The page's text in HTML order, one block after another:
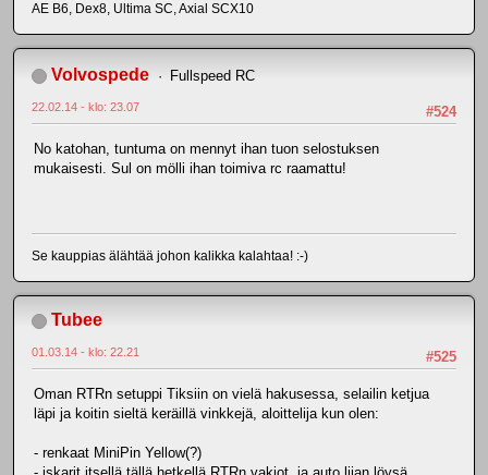
AE B6, Dex8, Ultima SC, Axial SCX10
Volvospede Fullspeed RC
#524
22.02.14 - klo: 23.07
No katohan, tuntuma on mennyt ihan tuon selostuksen
mukaisesti. Sul on mölli ihan toimiva rc raamattu!
Se kauppias älähtää johon kalikka kalahtaa! :-)
Tubee
#525
01.03.14 - klo: 22.21
Oman RTRn setuppi Tiksiin on vielä hakusessa, selailin ketjua
läpi ja koitin sieltä keräillä vinkkejä, aloittelija kun olen:
- renkaat MiniPin Yellow(?)